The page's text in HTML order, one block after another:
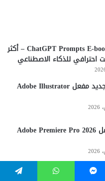
تحميل 15000+ ChatGPT Prompts E-book – أكثر
تحميل الاصدار الجديد مفعل Adobe Illustrator
تحميل مفعل كامل Adobe Premiere Pro 2026
Bandicam 8.2.2.2531